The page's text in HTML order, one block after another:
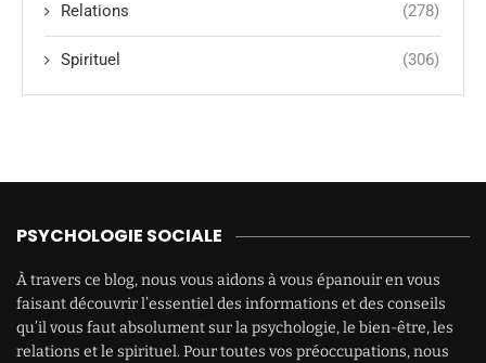
Relations (278)
Spirituel (306)
PSYCHOLOGIE SOCIALE
À travers ce blog, nous vous aidons à vous épanouir en vous
faisant découvrir l’essentiel des informations et des conseils
qu’il vous faut absolument sur la psychologie, le bien-être, les
relations et le spirituel. Pour toutes vos préoccupations, nous